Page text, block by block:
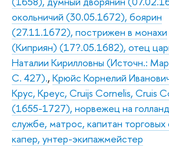
окольничий (30.05.1672), боярин
(27.11.1672), пострижен в монахи
(Киприян) (17?.05.1682), отец
Наталии Кирилловны (Источн.:
С. 427)., Крюйс Корнелий
Крус, Креус, Cruijs Cornelis, Cruis
(1655-1727), норвежец на
службе, матрос, капитан торговых
капер, унтер-экипажмейстер